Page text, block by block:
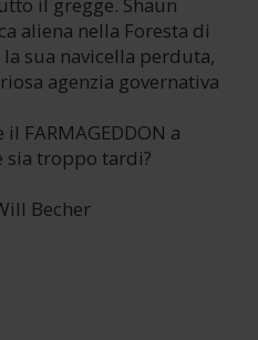
il gregge. Shaun
aliena nella Foresta di
sua navicella perduta,
agenzia governativa
FARMAGEDDON a
sia troppo tardi?
Becher